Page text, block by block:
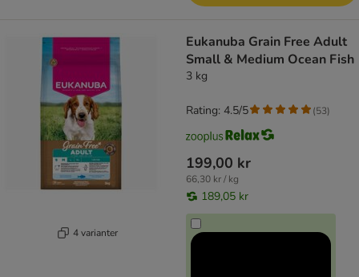
4 varianter
Eukanuba Grain Free Adult
Small & Medium Ocean Fish
3 kg
199,00 kr
66,30 kr / kg
189,05 kr
Rating: 4.5/5 (53)